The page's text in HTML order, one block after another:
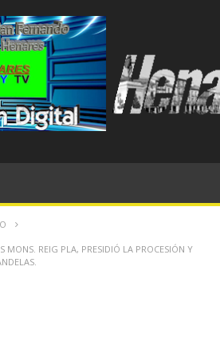
MONS. REIG PLA, PRESIDIÓ LA PROCESIÓN Y